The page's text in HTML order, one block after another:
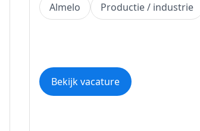
Almelo Productie / industrie
Bekijk vacature